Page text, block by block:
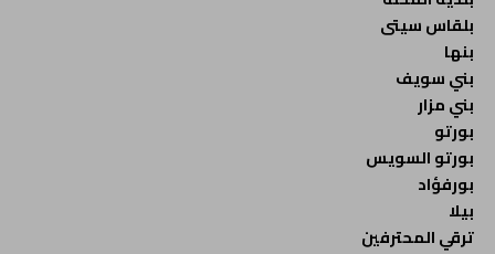
بلقاس سيتى
بنها
بني سويف
بني مزار
بورتو
بورتو السويس
بورفؤاد
بيلا
ترقي المحترفين